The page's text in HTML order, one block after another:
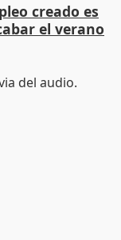
creado es
el verano